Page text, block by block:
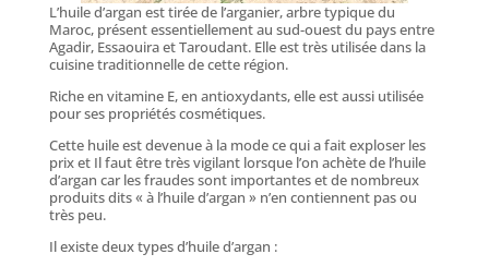
L’huile d’argan est tirée de l’arganier, arbre typique du
Maroc, présent essentiellement au sud-ouest du pays entre
Agadir, Essaouira et Taroudant. Elle est très utilisée dans la
cuisine traditionnelle de cette région.
Riche en vitamine E, en antioxydants, elle est aussi utilisée
pour ses propriétés cosmétiques.
Cette huile est devenue à la mode ce qui a fait exploser les
prix et Il faut être très vigilant lorsque l’on achète de l’huile
d’argan car les fraudes sont importantes et de nombreux
produits dits « à l’huile d’argan » n’en contiennent pas ou
très peu.
Il existe deux types d’huile d’argan :